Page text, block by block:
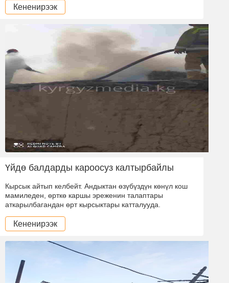
Кененирээк
Үйдө балдарды кароосуз калтырбайлы
Кырсык айтып келбейт. Андыктан өзүбүздүн көнүл кош
мамиледен, өрткө каршы эреженин талаптары
аткарылбагандан өрт кырсыктары катталууда.
Кененирээк